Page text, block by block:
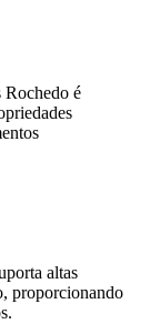
Rochedo é
altas
proporcionando